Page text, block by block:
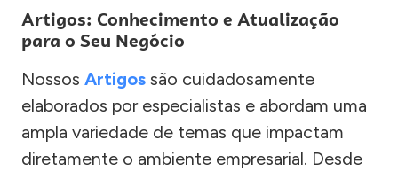
Artigos: Conhecimento e Atualização
para o Seu Negócio
Nossos Artigos são cuidadosamente
elaborados por especialistas e abordam uma
ampla variedade de temas que impactam
diretamente o ambiente empresarial. Desde